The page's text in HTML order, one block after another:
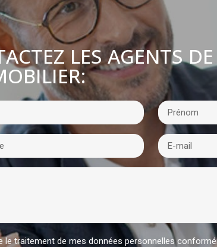
LES AGENTS DE
le traitement de mes données personnelles